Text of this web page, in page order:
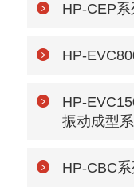
HP-CEP
HP-
HP-
振动成型
HP-CBC